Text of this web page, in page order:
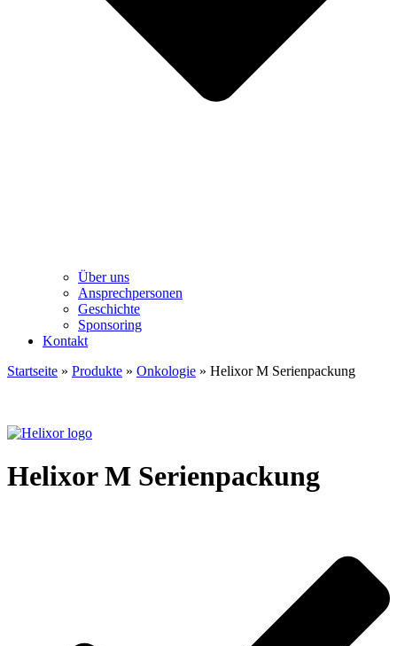
Über uns
Ansprechpersonen
Geschichte
Sponsoring
Kontakt
Startseite » Produkte » Onkologie » Helixor M Serienpackung
Helixor M Serienpackung